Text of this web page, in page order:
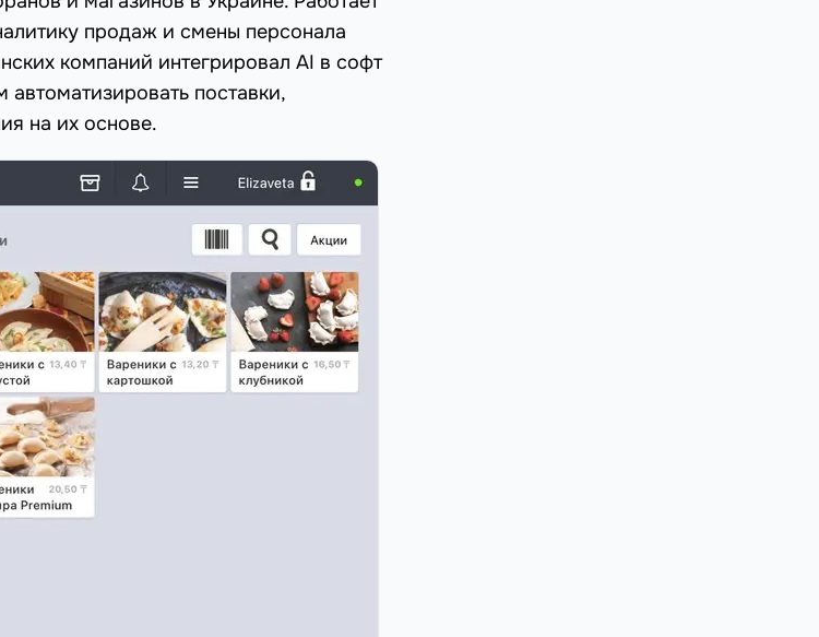
продаж и смены персонала
компаний интегрировал AI в софт
поставки,
на их основе.